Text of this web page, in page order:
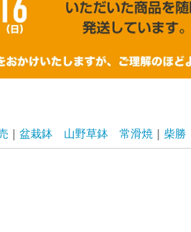
盆栽鉢 山野草鉢 常滑焼 柴勝